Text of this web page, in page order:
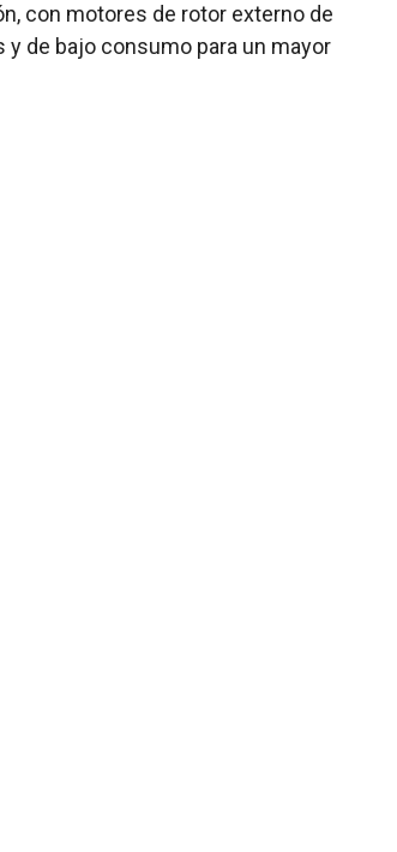
con motores de rotor externo de
de bajo consumo para un mayor